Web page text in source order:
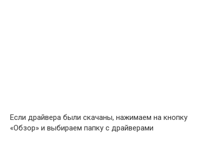
Если драйвера были скачаны, нажимаем на кнопку
«Обзор» и выбираем папку с драйверами